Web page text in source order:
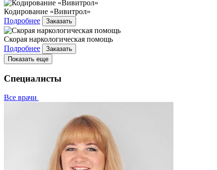
Кодирование «Вивитрол»
Подробнее
Заказать
Скорая наркологическая помощь
Подробнее
Заказать
Показать еще
Специалисты
Все врачи